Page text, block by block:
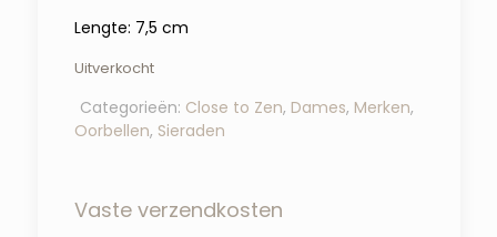
Lengte: 7,5 cm
Uitverkocht
Categorieën: Close to Zen, Dames, Merken,
Oorbellen, Sieraden
Vaste verzendkosten